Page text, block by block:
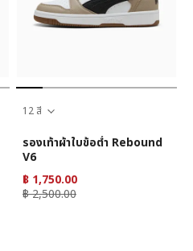
12 สี
รองเท้าผ้าใบข้อต่ำ Rebound
V6
฿ 1,750.00
฿ 2,500.00